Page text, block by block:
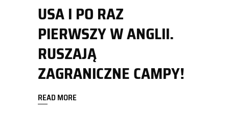
USA I PO RAZ
PIERWSZY W ANGLII.
RUSZAJĄ
ZAGRANICZNE CAMPY!
READ MORE